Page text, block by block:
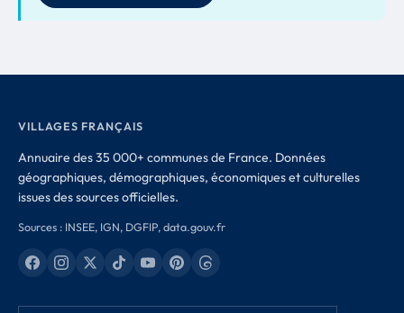
VILLAGES FRANÇAIS
Annuaire des 35 000+ communes de France. Données
géographiques, démographiques, économiques et culturelles
issues des sources officielles.
Sources : INSEE, IGN, DGFIP, data.gouv.fr